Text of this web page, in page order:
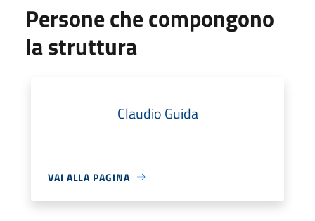
Persone che compongono
la struttura
Claudio Guida
VAI ALLA PAGINA